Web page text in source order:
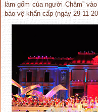
làm gốm của người Chăm”
bảo vệ khẩn cấp (ngày 29-11-